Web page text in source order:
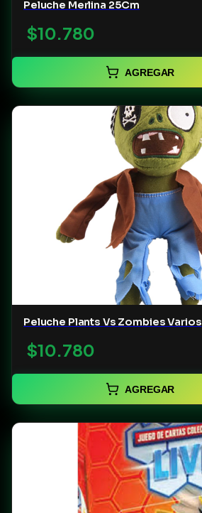
Peluche Merlina 25Cm
$10.780
AGREGAR
Peluche Plants Vs Zombies Varios
$10.780
AGREGAR